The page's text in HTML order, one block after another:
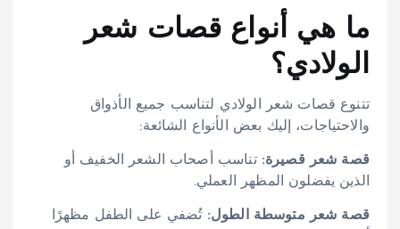
ما هي أنواع قصات شعر
الولادي؟
تتنوع قصات شعر الولادي لتناسب جميع الأذواق
والاحتياجات، إليك بعض الأنواع الشائعة:
قصة شعر قصيرة:تناسب أصحاب الشعر الخفيف أو
الذين يفضلون المظهر العملي.
قصة شعر متوسطة الطول:تُضفي على الطفل مظهرًا